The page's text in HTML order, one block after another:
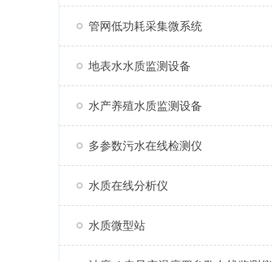
管网低功耗采集微系统
地表水水质监测设备
水产养殖水质监测设备
多参数污水在线检测仪
水质在线分析仪
水质微型站